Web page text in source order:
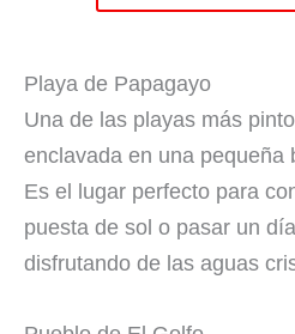
Playa de Papagayo
Una de las playas más
enclavada en una pequeña
Es el lugar perfecto para
puesta de sol o pasar un
disfrutando de las aguas